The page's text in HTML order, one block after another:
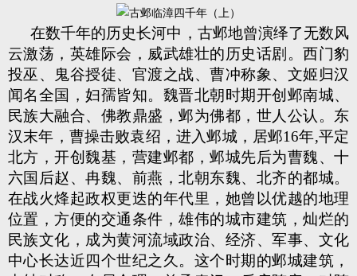
在数千年的历史长河中，古邺地曾演绎了无数风
云激荡，英雄际会，威武雄壮的历史话剧。西门豹
投巫、鬼谷授徒、官渡之战、曹冲称象、文姬归汉
闻名全国，妇孺皆知。魏晋北朝时期开创邺南城、
民族大融合、佛教鼎盛，邺为佛都，世人公认。东
汉末年，曹操击败袁绍，进入邺城，居邺16年,平定
北方，开创魏基，营建邺都，邺城先后为曹魏、十
六国后赵、冉魏、前燕，北朝东魏、北齐的都城。
在战火烽起政权更迭的年代里，她曾以优越的地理
位置，方便的交通条件，雄伟的城市建筑，灿烂的
民族文化，成为黄河流域政治、经济、军事、文化
中心长达近四个世纪之久。这个时期的邺城建筑，